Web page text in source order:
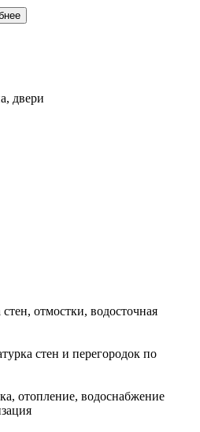
двери
отмостки, водосточная
стен и перегородок по
отопление, водоснабжение